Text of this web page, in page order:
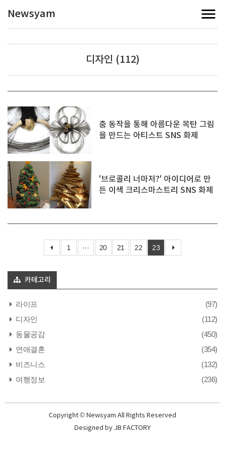
Newsyam
디자인 (112)
춤 동작을 통해 아름다운 목탄 그림
을 만드는 아티스트 SNS 화제
'브로콜리 너마저?' 아이디어로 만
든 이색 크리스마스트리 SNS 화제
1 ··· 20 21 22 23
카테고리
라이프
(97)
디자인
(112)
동물공감
(450)
연애결혼
(354)
비즈니스
(132)
여행정보
(236)
Copyright © Newsyam All Rights Reserved
Designed by JB FACTORY